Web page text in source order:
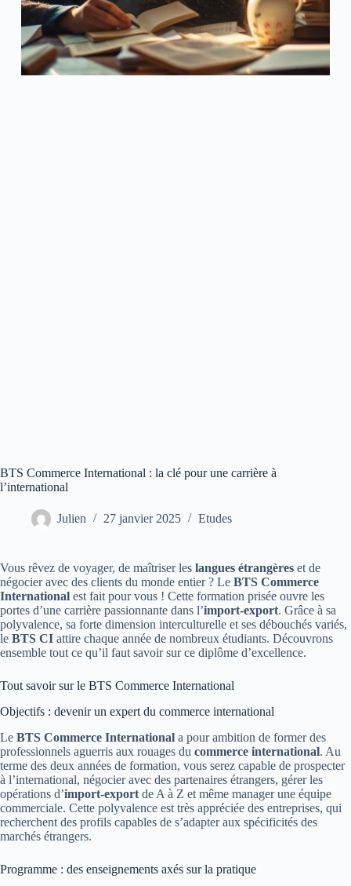
BTS Commerce International : la clé pour une carrière à
l’international
Julien 27 janvier 2025 Etudes
Vous rêvez de voyager, de maîtriser les langues étrangères et de
négocier avec des clients du monde entier ? Le BTS Commerce
International est fait pour vous ! Cette formation prisée ouvre les
portes d’une carrière passionnante dans l’import-export. Grâce à sa
polyvalence, sa forte dimension interculturelle et ses débouchés variés,
le BTS CI attire chaque année de nombreux étudiants. Découvrons
ensemble tout ce qu’il faut savoir sur ce diplôme d’excellence.
Tout savoir sur le BTS Commerce International
Objectifs : devenir un expert du commerce international
Le BTS Commerce International a pour ambition de former des
professionnels aguerris aux rouages du commerce international. Au
terme des deux années de formation, vous serez capable de prospecter
à l’international, négocier avec des partenaires étrangers, gérer les
opérations d’import-export de A à Z et même manager une équipe
commerciale. Cette polyvalence est très appréciée des entreprises, qui
recherchent des profils capables de s’adapter aux spécificités des
marchés étrangers.
Programme : des enseignements axés sur la pratique